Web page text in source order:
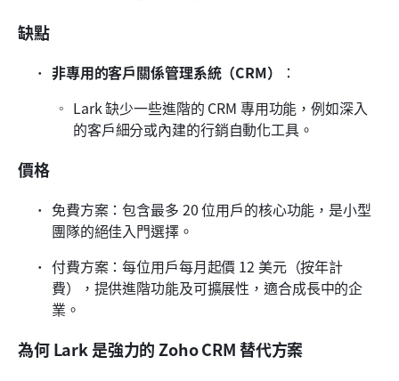
缺點
非專用的客戶關係管理系統（CRM）
：
Lark 缺少一些進階的 CRM 專用功能，例如深入
的客戶細分或內建的行銷自動化工具。
價格
免費方案：包含最多 20 位用戶的核心功能，是小型
團隊的絕佳入門選擇。
付費方案：每位用戶每月起價 12 美元（按年計
費），提供進階功能及可擴展性，適合成長中的企
業。
為何 Lark 是強力的 Zoho CRM 替代方案